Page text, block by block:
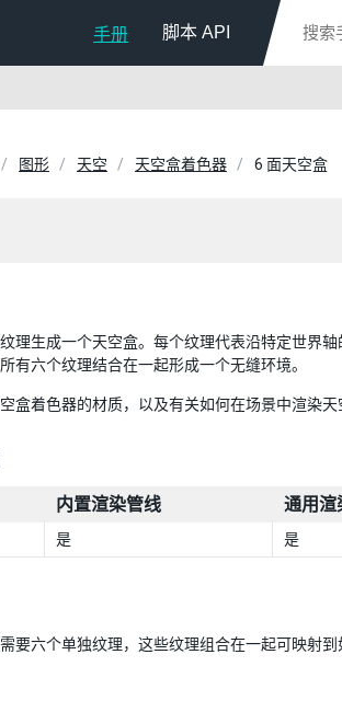
手册 脚本 API
图形 天空 天空盒着色器 6 面天空盒
理生成一个天空盒。每个纹理代表沿特定世界
有六个纹理结合在一起形成一个无缝环境。
盒着色器的材质，以及有关如何在场景中渲染
内置渲染管线 通用渲
是 是
要六个单独纹理，这些纹理组合在一起可映射到